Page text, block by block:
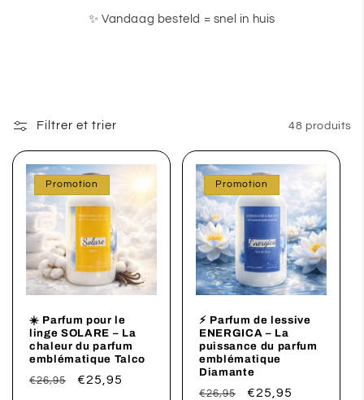
✨ Vandaag besteld = snel in huis
Filtrer et trier 48 produits
Promotion
☀️ Parfum pour le
linge SOLARE – La
chaleur du parfum
emblématique Talco
Prix
€26,95
Prix
€25,95
Promotion
⚡ Parfum de lessive
ENERGICA – La
puissance du parfum
emblématique
Diamante
Prix
€26,95
Prix
€25,95